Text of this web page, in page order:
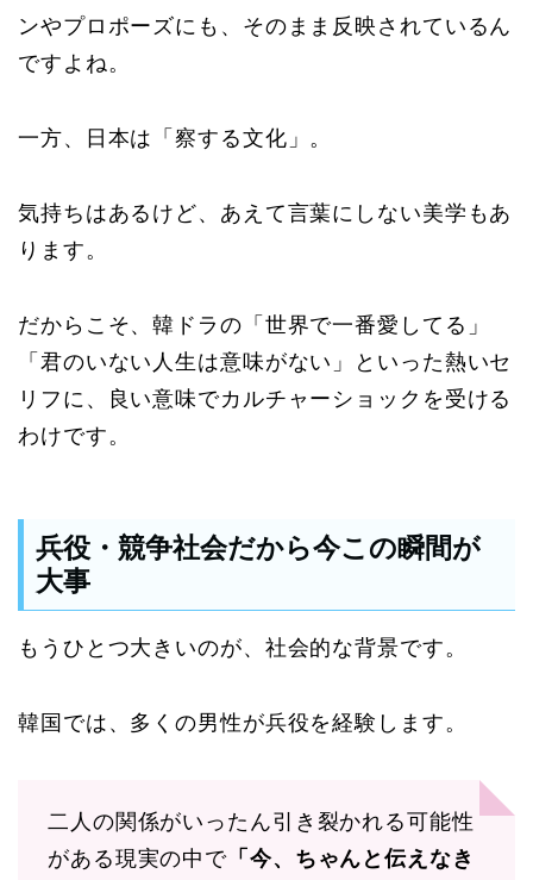
ンやプロポーズにも、そのまま反映されているん
ですよね。
一方、日本は「察する文化」。
気持ちはあるけど、あえて言葉にしない美学もあ
ります。
だからこそ、韓ドラの「世界で一番愛してる」
「君のいない人生は意味がない」といった熱いセ
リフに、良い意味でカルチャーショックを受ける
わけです。
兵役・競争社会だから今この瞬間が
大事
もうひとつ大きいのが、社会的な背景です。
韓国では、多くの男性が兵役を経験します。
二人の関係がいったん引き裂かれる可能性
がある現実の中で 「今、ちゃんと伝えなき